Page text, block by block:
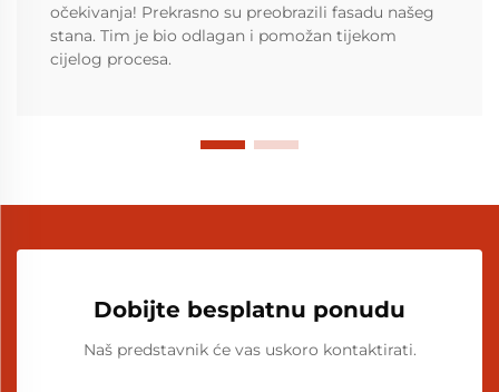
očekivanja! Prekrasno su preobrazili fasadu našeg
stana. Tim je bio odlagan i pomožan tijekom
cijelog procesa.
Dobijte besplatnu ponudu
Naš predstavnik će vas uskoro kontaktirati.